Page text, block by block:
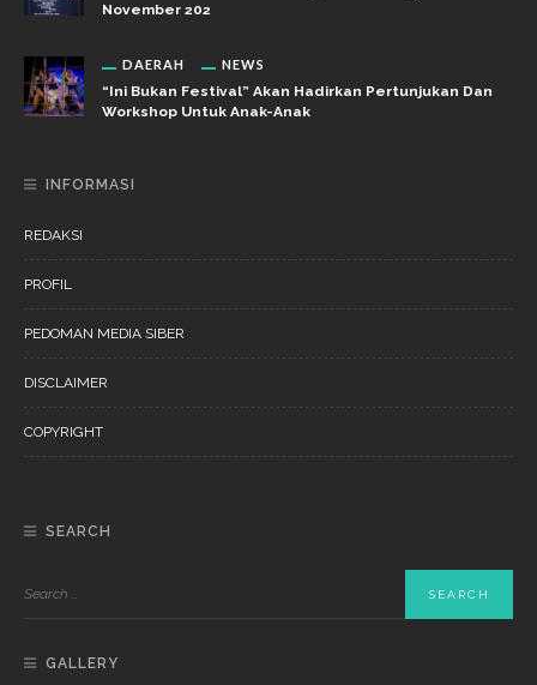
November 202
DAERAH NEWS
“Ini Bukan Festival” Akan Hadirkan Pertunjukan Dan
Workshop Untuk Anak-Anak
INFORMASI
REDAKSI
PROFIL
PEDOMAN MEDIA SIBER
DISCLAIMER
COPYRIGHT
SEARCH
GALLERY